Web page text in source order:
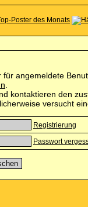
angemeldete
kontaktieren den
versucht
Registrierung
Passwort